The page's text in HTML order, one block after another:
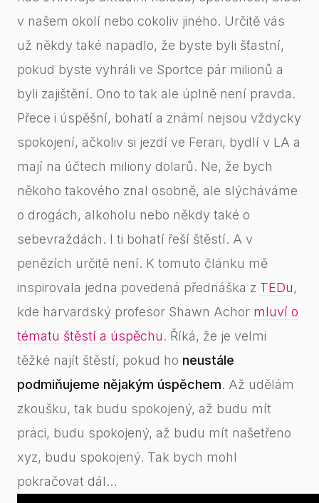
v našem okolí nebo cokoliv jiného. Určitě vás
už někdy také napadlo, že byste byli šťastní,
pokud byste vyhráli ve Sportce pár milionů a
byli zajištění. Ono to tak ale úplně není pravda.
Přece i úspěšní, bohatí a známí nejsou vždycky
spokojení, ačkoliv si jezdí ve Ferari, bydlí v LA a
mají na účtech miliony dolarů. Ne, že bych
někoho takového znal osobně, ale slýcháváme
o drogách, alkoholu nebo někdy také o
sebevraždách. I ti bohatí řeší štěstí. A v
penězích určitě není. K tomuto článku mě
inspirovala jedna povedená přednáška z TEDu,
kde harvardský profesor Shawn Achor mluví o
tématu štěstí a úspěchu. Říká, že je velmi
těžké najít štěstí, pokud ho neustále
podmiňujeme nějakým úspěchem. Až udělám
zkoušku, tak budu spokojený, až budu mít
práci, budu spokojený, až budu mít našetřeno
xyz, budu spokojený. Tak bych mohl
pokračovat dál…